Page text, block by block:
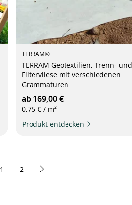
TERRAM®
TERRAM Geotextilien, Trenn- und
Filtervliese mit verschiedenen
Grammaturen
ab 169,00 €
0,75 € / m²
Produkt entdecken
Seite
1 Seite
2